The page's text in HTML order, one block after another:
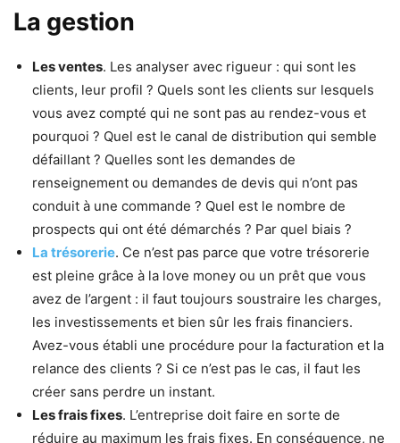
La gestion
Les ventes. Les analyser avec rigueur : qui sont les
clients, leur profil ? Quels sont les clients sur lesquels
vous avez compté qui ne sont pas au rendez-vous et
pourquoi ? Quel est le canal de distribution qui semble
défaillant ? Quelles sont les demandes de
renseignement ou demandes de devis qui n’ont pas
conduit à une commande ? Quel est le nombre de
prospects qui ont été démarchés ? Par quel biais ?
La trésorerie. Ce n’est pas parce que votre trésorerie
est pleine grâce à la love money ou un prêt que vous
avez de l’argent : il faut toujours soustraire les charges,
les investissements et bien sûr les frais financiers.
Avez-vous établi une procédure pour la facturation et la
relance des clients ? Si ce n’est pas le cas, il faut les
créer sans perdre un instant.
Les frais fixes. L’entreprise doit faire en sorte de
réduire au maximum les frais fixes. En conséquence, ne